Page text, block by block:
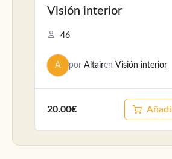
Visión interior
46
A por Altairen Visión interior
20.00€